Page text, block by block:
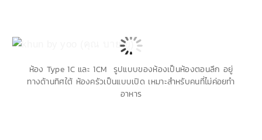
ห้อง Type 1C และ 1CM รูปแบบของห้องเป็นห้องตอนลึก อยู่
ทางด้านทิศใต้ ห้องครัวเป็นแบบเปิด เหมาะสำหรับคนที่ไม่ค่อยทำ
อาหาร